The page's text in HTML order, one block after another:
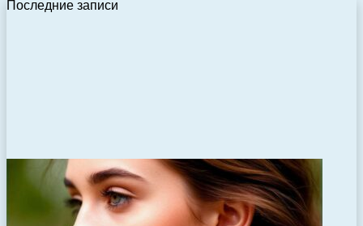
Последние записи